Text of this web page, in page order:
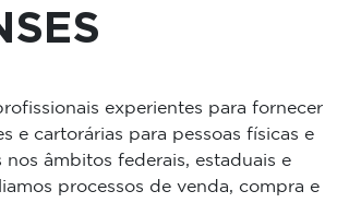
experientes para fornecer
e cartorárias para pessoas físicas e
nos âmbitos federais, estaduais e
processos de venda, compra e